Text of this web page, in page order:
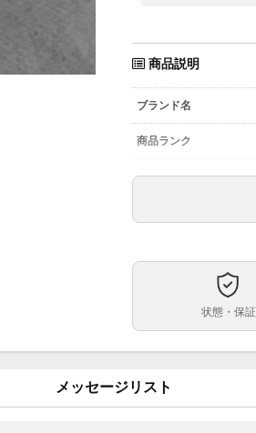
商品説明
ブランド名
商品ランク
参考定価
ムーブメント
ケースサイズ
ベルト内周
状態・保証
メッセージリスト